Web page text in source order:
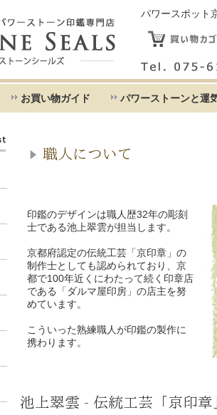
パワースポット
お買い物ガイド パワーストーンと運
職人について
印鑑のデザインは職人歴32年の彫刻
士である池上翠雲が担当します。
京都府認定の伝統工芸「京印章」の
制作士としても認められており、京
都で100年近くにわたって続く印章店
である「ダルマ屋印房」の店主を努
めています。
こういった熟練職人が印鑑の製作に
携わります。
池上翠雲 - 伝統工芸「京印